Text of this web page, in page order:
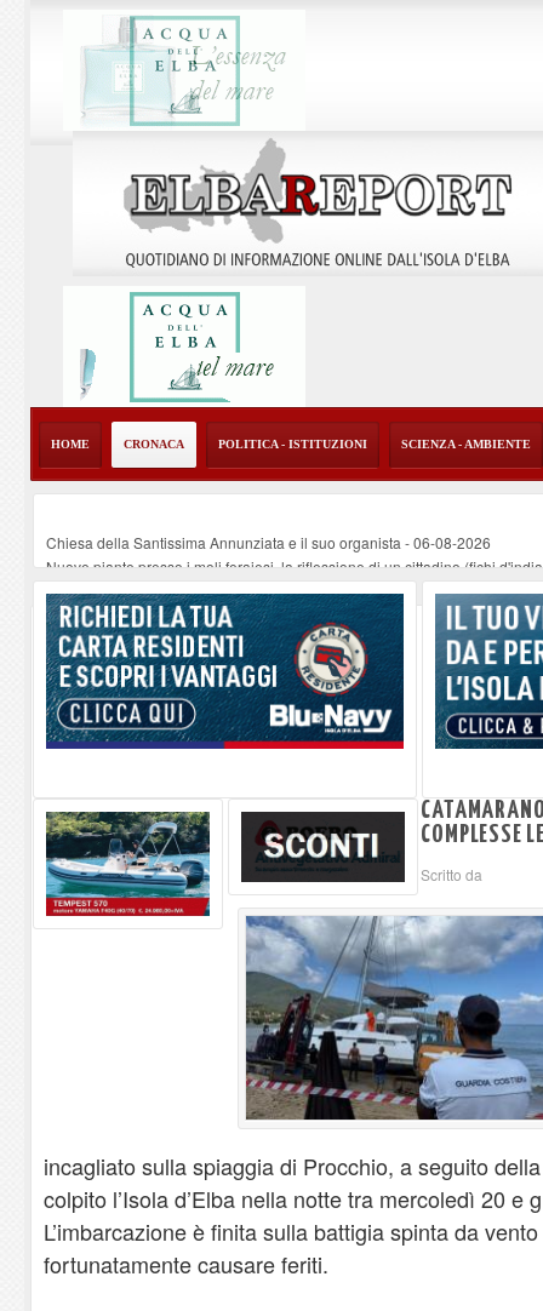
HOME CRONACA POLITICA - ISTITUZIONI SCIENZA - AMBIENTE
Chiesa della Santissima Annunziata e il suo organista -06-08-2026
Nuove piante presso i moli ferajesi, la riflessione di un cittadino (fichi
Edicola Elbana 6 agosto - Antonella Bundu e Benedetto Lupi presentano
Mesopotamia di Olivier Guez a Marciana Marina: l'autore incontra il
Lo Strega di Scurati e Petrocchi all’Elba-06-08-2026
COMPLESSE
Scritto da
incagliato sulla spiaggia di Procchio, a seguito
colpito l’Isola d’Elba nella notte tra mercoledì 20 e
L’imbarcazione è finita sulla battigia spinta da
fortunatamente causare feriti.